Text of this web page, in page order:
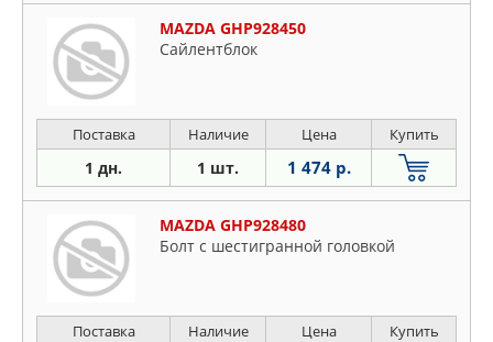
MAZDA GHP928450
Сайлентблок
Поставка Наличие Цена Купить
1 дн. 1 шт. 1 474 р.
MAZDA GHP928480
Болт с шестигранной головкой
Поставка Наличие Цена Купить